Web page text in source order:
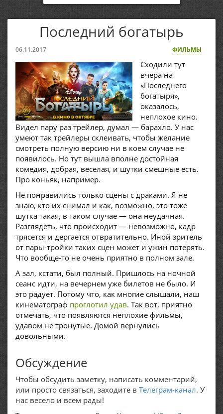
Последний богатырь
06.11.2017 ФИЛЬМЫ
Сходили тут
вчера на
«Последнего
богатыря»,
оказалось,
неплохое кино.
Видел пару раз трейлер, думал — барахло. У нас
умеют так трейлеры склеивать, чтобы желание
смотреть полную версию ни в коем случае не
появилось. Но тут вышла вполне достойная
комедия, добрая, веселая, и шутки смешные есть.
Про коньяк, например.
Не понравились только сцены с драками. Я не
знаю, кто их снимал и как, возможно, это тоже
шутка такая, в таком случае — она неудачная.
Разглядеть, что происходит — невозможно, кадр
трясется и дергается отвратительно. Иной зритель
от пары-тройки таких сцен может и ужин потерять.
Что вообще-то не очень приятно в полном зале.
А зал, кстати, был полный. Пришлось на ночной
сеанс идти, на вечернем уже билетов не было. И
это радует. Потому что, как многие слышали, наш
кинематограф проглотил удав. Так вот, приятно
отмечать, что появляются неплохие фильмы,
удавом не тронутые. Домой вернулись
довольными.
Обсуждение
Чтобы обсудить заметку, написать комментарий,
или просто связаться, заходите в Телеграм-канал. У
нас весело и всем рады!